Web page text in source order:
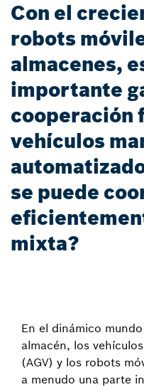
Con el
robots
almacenes,
importante
cooperación
vehículos
se puede
mixta?
En el dinámico
almacén, los
(AGV) y los robots
a menudo una parte